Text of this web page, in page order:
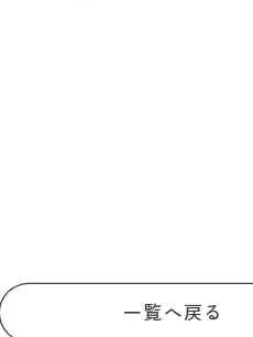
一覧へ戻る